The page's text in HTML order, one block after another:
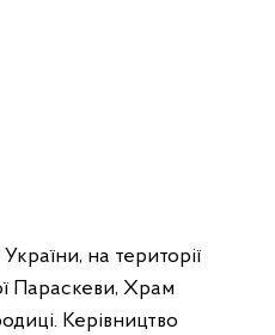
на території
Параскеви, Храм
Керівництво